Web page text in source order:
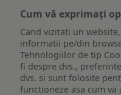
Cum vă exprimați
Cand vizitati un
informatii pe/din
Tehnologiilor de tip
fi despre dvs.,
dvs. si sunt folosite
functioneze asa cum